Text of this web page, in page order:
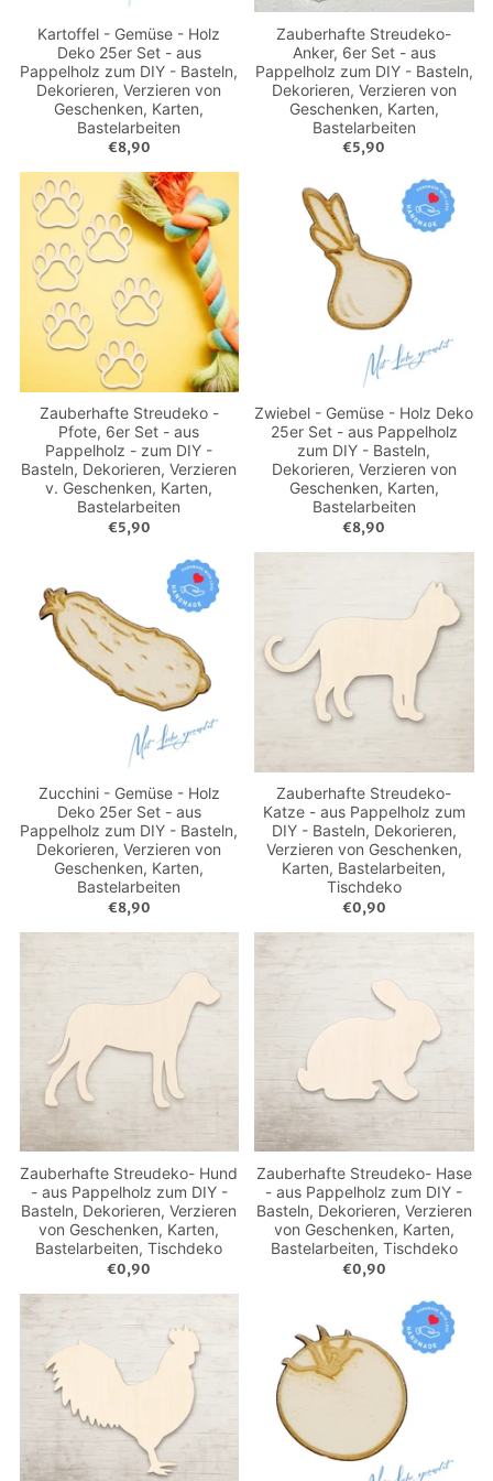
Kartoffel - Gemüse - Holz
Deko 25er Set - aus
Pappelholz zum DIY - Basteln,
Dekorieren, Verzieren von
Geschenken, Karten,
Bastelarbeiten
€8,90
Zauberhafte Streudeko-
Anker, 6er Set - aus
Pappelholz zum DIY - Basteln,
Dekorieren, Verzieren von
Geschenken, Karten,
Bastelarbeiten
€5,90
Zauberhafte Streudeko -
Pfote, 6er Set - aus
Pappelholz - zum DIY -
Basteln, Dekorieren, Verzieren
v. Geschenken, Karten,
Bastelarbeiten
€5,90
Zwiebel - Gemüse - Holz Deko
25er Set - aus Pappelholz
zum DIY - Basteln,
Dekorieren, Verzieren von
Geschenken, Karten,
Bastelarbeiten
€8,90
Zucchini - Gemüse - Holz
Deko 25er Set - aus
Pappelholz zum DIY - Basteln,
Dekorieren, Verzieren von
Geschenken, Karten,
Bastelarbeiten
€8,90
Zauberhafte Streudeko-
Katze - aus Pappelholz zum
DIY - Basteln, Dekorieren,
Verzieren von Geschenken,
Karten, Bastelarbeiten,
Tischdeko
€0,90
Zauberhafte Streudeko- Hund
- aus Pappelholz zum DIY -
Basteln, Dekorieren, Verzieren
von Geschenken, Karten,
Bastelarbeiten, Tischdeko
€0,90
Zauberhafte Streudeko- Hase
- aus Pappelholz zum DIY -
Basteln, Dekorieren, Verzieren
von Geschenken, Karten,
Bastelarbeiten, Tischdeko
€0,90